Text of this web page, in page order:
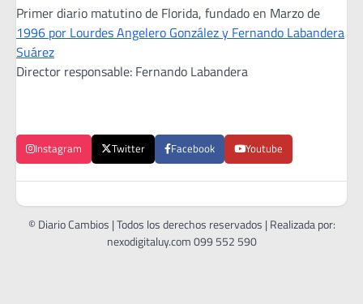
Primer diario matutino de Florida, fundado en Marzo de
1996 por Lourdes Angelero González y Fernando Labandera
Suárez
Director responsable: Fernando Labandera
Instagram Twitter Facebook Youtube